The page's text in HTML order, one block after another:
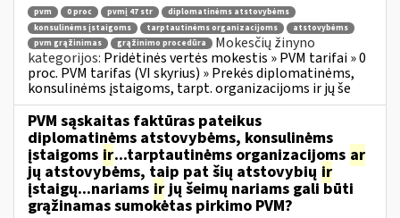
pvm 0 proc pvmį 47 str
diplomatinėms atstovybėms
konsulinėms įstaigoms
tarptautinėms organizacijoms
atstovybėms
pvm grąžinimas
grąžinimo procedūra
Mokesčių žinyno
kategorijos: Pridėtinės vertės mokestis » PVM tarifai » 0
proc. PVM tarifas (VI skyrius) » Prekės diplomatinėms,
konsulinėms įstaigoms, tarpt. organizacijoms ir jų še
PVM sąskaitas faktūras pateikus
diplomatinėms atstovybėms, konsulinėms
įstaigoms ir...tarptautinėms organizacijoms ar
jų atstovybėms, taip pat šių atstovybių ir
įstaigų...nariams irjų šeimų nariams gali būti
grąžinamas sumokėtas pirkimo PVM?